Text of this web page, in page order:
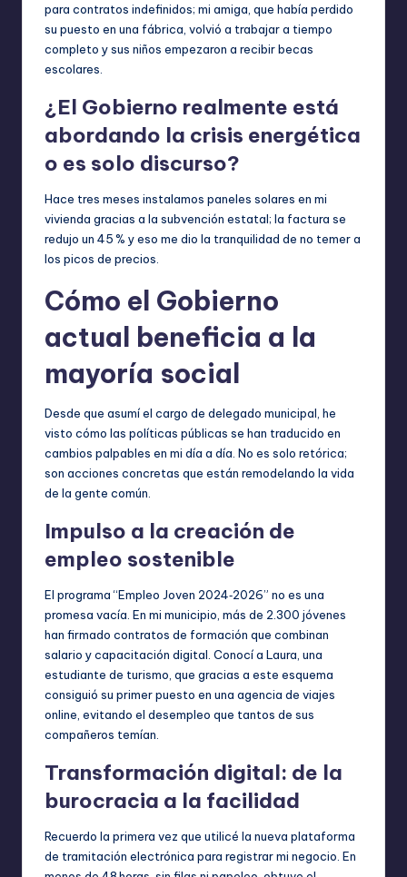
para contratos indefinidos; mi amiga, que había perdido
su puesto en una fábrica, volvió a trabajar a tiempo
completo y sus niños empezaron a recibir becas
escolares.
¿El Gobierno realmente está
abordando la crisis energética
o es solo discurso?
Hace tres meses instalamos paneles solares en mi
vivienda gracias a la subvención estatal; la factura se
redujo un 45 % y eso me dio la tranquilidad de no temer a
los picos de precios.
Cómo el Gobierno
actual beneficia a la
mayoría social
Desde que asumí el cargo de delegado municipal, he
visto cómo las políticas públicas se han traducido en
cambios palpables en mi día a día. No es solo retórica;
son acciones concretas que están remodelando la vida
de la gente común.
Impulso a la creación de
empleo sostenible
El programa “Empleo Joven 2024‑2026” no es una
promesa vacía. En mi municipio, más de 2.300 jóvenes
han firmado contratos de formación que combinan
salario y capacitación digital. Conocí a Laura, una
estudiante de turismo, que gracias a este esquema
consiguió su primer puesto en una agencia de viajes
online, evitando el desempleo que tantos de sus
compañeros temían.
Transformación digital: de la
burocracia a la facilidad
Recuerdo la primera vez que utilicé la nueva plataforma
de tramitación electrónica para registrar mi negocio. En